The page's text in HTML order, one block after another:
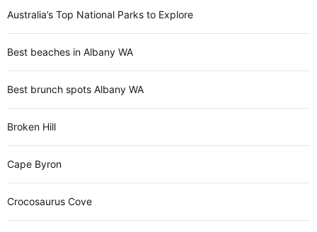
Australia’s Top National Parks to Explore
Best beaches in Albany WA
Best brunch spots Albany WA
Broken Hill
Cape Byron
Crocosaurus Cove